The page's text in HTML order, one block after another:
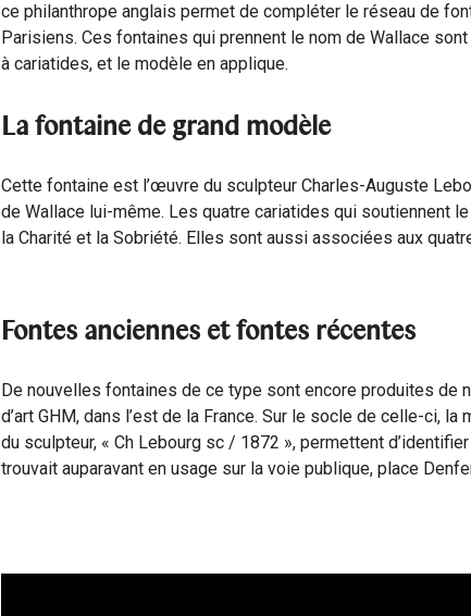
ce philanthrope anglais permet de compléter le réseau de
Parisiens. Ces fontaines qui prennent le nom de Wallace
à cariatides, et le modèle en applique.
La fontaine de grand modèle
Cette fontaine est l’œuvre du sculpteur Charles-Auguste
de Wallace lui-même. Les quatre cariatides qui soutiennent
la Charité et la Sobriété. Elles sont aussi associées aux
Fontes anciennes et fontes récentes
De nouvelles fontaines de ce type sont encore produites de
d’art GHM, dans l’est de la France. Sur le socle de celle-ci, la
du sculpteur, « Ch Lebourg sc / 1872 », permettent
trouvait auparavant en usage sur la voie publique, place